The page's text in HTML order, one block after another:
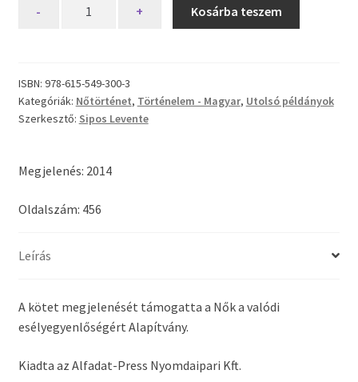
-
történetéből,
1944–
1948
+ Kosárba teszem
ISBN: 978-615-549-300-3
Kategóriák: Nőtörténet, Történelem - Magyar, Utolsó példányok
Szerkesztő: Sipos Levente
Megjelenés: 2014
Oldalszám: 456
Leírás
A kötet megjelenését támogatta a Nők a valódi
esélyegyenlőségért Alapítvány.
Kiadta az Alfadat-Press Nyomdaipari Kft.